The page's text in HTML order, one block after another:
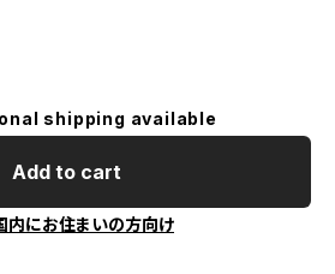
shipping available
Add to cart
内にお住まいの方向け